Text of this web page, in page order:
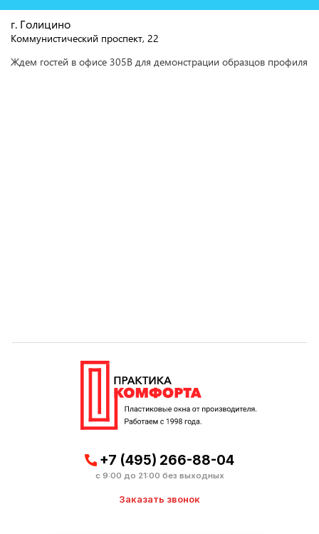
г. Голицино
Коммунистический проспект, 22
Ждем гостей в офисе 305В для демонстрации образцов профиля
+7 (495) 266-88-04
с 9:00 до 21:00 без выходных
Заказать звонок